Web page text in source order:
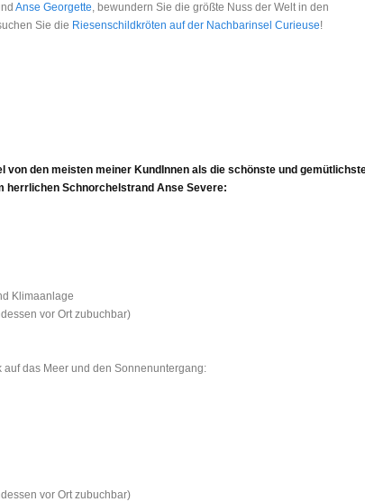
Anse Georgette, bewundern Sie die größte Nuss der Welt in den
Sie die Riesenschildkröten auf der Nachbarinsel Curieuse!
von den meisten meiner KundInnen als die schönste und
herrlichen Schnorchelstrand Anse Severe:
Klimaanlage
vor Ort zubuchbar)
das Meer und den Sonnenuntergang:
vor Ort zubuchbar)